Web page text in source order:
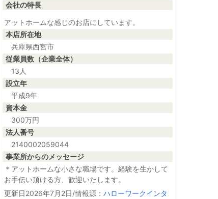
会社の特長
アットホームな感じのお店にしています。
本店所在地
兵庫県西宮市
従業員数（企業全体）
13人
設立年
平成9年
資本金
300万円
法人番号
2140002059044
事業所からのメッセージ
＊アットホームな小さな職場です。経験を生かして
お手伝い頂ける方、歓迎いたします。
更新日2026年7月2日/情報源： ハローワークインタ